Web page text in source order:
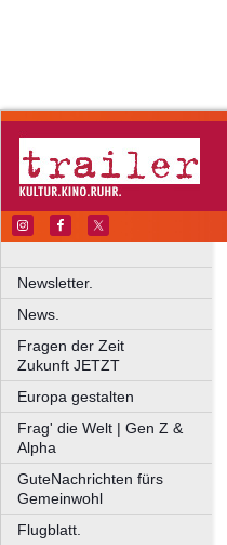
Newsletter.
News.
Fragen der Zeit
Zukunft JETZT
Europa gestalten
Frag' die Welt | Gen Z &
Alpha
GuteNachrichten fürs
Gemeinwohl
Flugblatt.